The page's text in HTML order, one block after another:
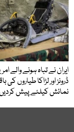
ایران نے تباہ ہونے والے
ڈرونز اور لڑاکا طیاروں کی
نمائش کیلئے پیش